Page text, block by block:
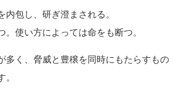
内包し、研ぎ澄まされる。
。使い方によっては命をも断つ。
多く、脅威と豊穣を同時にもたらすもの
。